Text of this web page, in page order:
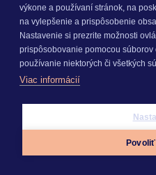
Výmery
výkone a používaní stránok, na
na vylepšenie a prispôsobenie
Nastavenie si prezrite možnosti
prispôsobovanie pomocou
používanie niektorých či všetkých
Viac informácií